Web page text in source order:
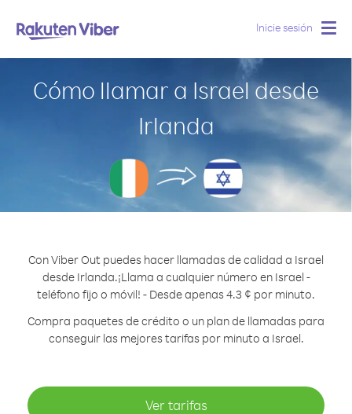
Inicie sesión
Cómo llamar a Israel desde
Irlanda
Con Viber Out puedes hacer llamadas de calidad a Israel
desde Irlanda.¡Llama a cualquier número en Israel -
teléfono fijo o móvil! - Desde apenas 4.3 ¢ por minuto.
Compra paquetes de crédito o un plan de llamadas para
conseguir las mejores tarifas por minuto a Israel.
Ver tarifas